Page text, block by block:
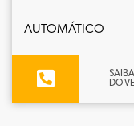
AUTOMÁTICO
DO